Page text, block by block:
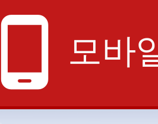
phone_android 모바